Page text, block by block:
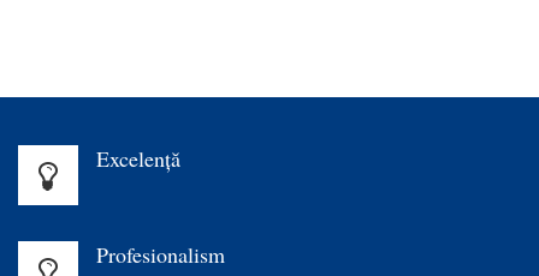
Excelenţă
Profesionalism